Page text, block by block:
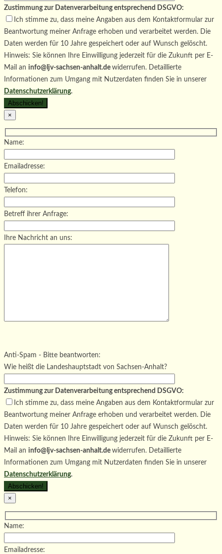
Zustimmung zur Datenverarbeitung entsprechend DSGVO:
Ich stimme zu, dass meine Angaben aus dem Kontaktformular zur
Beantwortung meiner Anfrage erhoben und verarbeitet werden. Die
Daten werden für 10 Jahre gespeichert oder auf Wunsch gelöscht.
Hinweis: Sie können Ihre Einwilligung jederzeit für die Zukunft per E-
Mail an info@ljv-sachsen-anhalt.de widerrufen. Detaillierte
Informationen zum Umgang mit Nutzerdaten finden Sie in unserer
Datenschutzerklärung.
×
Name:
Emailadresse:
Telefon:
Betreff ihrer Anfrage:
Ihre Nachricht an uns:
Bitte lasse dieses Feld leer.
Anti-Spam - Bitte beantworten:
Wie heißt die Landeshauptstadt von Sachsen-Anhalt?
Zustimmung zur Datenverarbeitung entsprechend DSGVO:
Ich stimme zu, dass meine Angaben aus dem Kontaktformular zur
Beantwortung meiner Anfrage erhoben und verarbeitet werden. Die
Daten werden für 10 Jahre gespeichert oder auf Wunsch gelöscht.
Hinweis: Sie können Ihre Einwilligung jederzeit für die Zukunft per E-
Mail an info@ljv-sachsen-anhalt.de widerrufen. Detaillierte
Informationen zum Umgang mit Nutzerdaten finden Sie in unserer
Datenschutzerklärung.
×
Name:
Emailadresse: